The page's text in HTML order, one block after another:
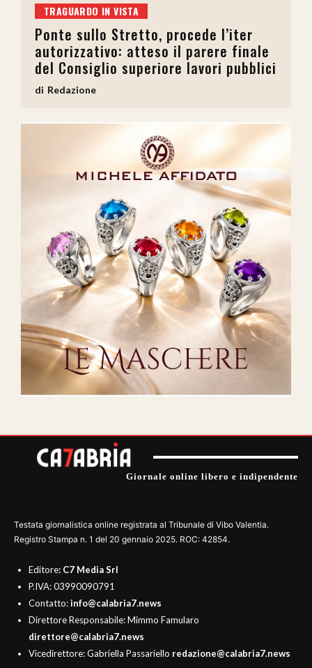
TRAGUARDO IN VISTA
Ponte sullo Stretto, procede l’iter
autorizzativo: atteso il parere finale
del Consiglio superiore lavori pubblici
Redazione
Giornale online libero e indipendente
Testata giornalistica online registrata al Tribunale di Vibo Valentia.
Registro Stampa n. 1 del 20 gennaio 2025. ROC: 42854.
Editore: C7 Media Srl
P.IVA: 03990090791
Contatto:info@calabria7.news
Direttore Responsabile: Mimmo Famularo
direttore@calabria7.news
Vicedirettore: Gabriella Passariello redazione@calabria7.news